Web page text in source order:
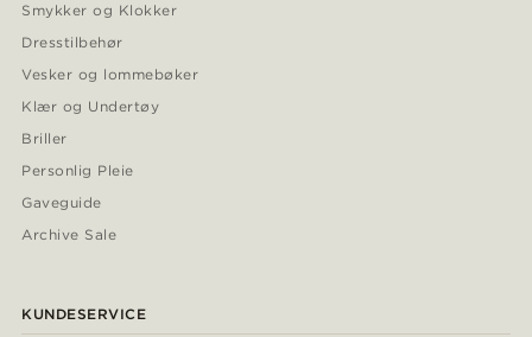
Smykker og Klokker
Dresstilbehør
Vesker og lommebøker
Klær og Undertøy
Briller
Personlig Pleie
Gaveguide
Archive Sale
KUNDESERVICE